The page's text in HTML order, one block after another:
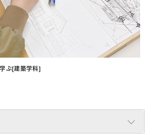
ぶ[建築学科]